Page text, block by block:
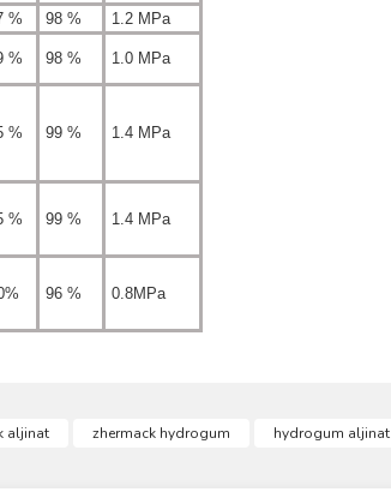
% 98 % 1.2 MPa
% 98 % 1.0 MPa
% 99 % 1.4 MPa
% 99 % 1.4 MPa
96 % 0.8MPa
ürüne ilk yorumu siz yapın!
aljinat zhermack hydrogum hydrogum aljinat